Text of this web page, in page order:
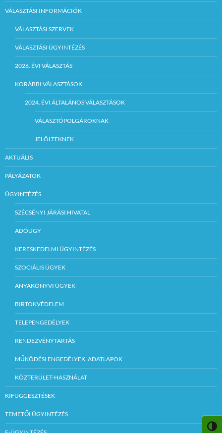
VÁLASZTÁSI INFORMÁCIÓK
VÁLASZTÁSI SZERVEK
VÁLASZTÁSI ÜGYINTÉZÉS
2026. ÉVI VÁLASZTÁS
KORÁBBI VÁLASZTÁSOK
2024. ÉVI ÁLTALÁNOS VÁLASZTÁSOK
VÁLASZTÓPOLGÁROKNAK
JELÖLTEKNEK
AKTUÁLIS
PÁLYÁZATOK
ÜGYINTÉZÉS
SZÉCSÉNYI JÁRÁSI HIVATAL
ADÓÜGY
KERESKEDELMI ÜGYINTÉZÉS
SZOCIÁLIS ÜGYEK
ANYAKÖNYVI ÜGYEK
BIRTOKVÉDELEM
TELEPENGEDÉLYEK
RENDEZVÉNYTARTÁS
MŰKÖDÉSI ENGEDÉLYEK, ADATLAPOK
KÖZTERÜLET-HASZNÁLAT
KIFÜGGESZTÉSEK
TEMETŐI ÜGYINTÉZÉS